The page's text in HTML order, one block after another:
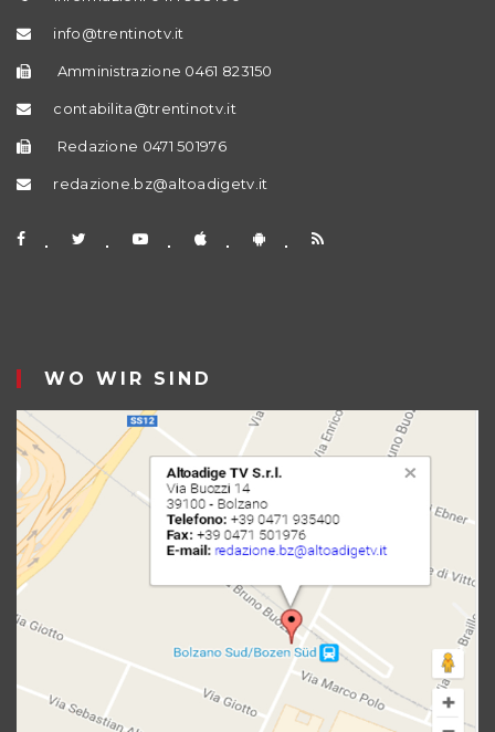
info@trentinotv.it
Amministrazione 0461 823150
contabilita@trentinotv.it
Redazione 0471 501976
redazione.bz@altoadigetv.it
WO WIR SIND